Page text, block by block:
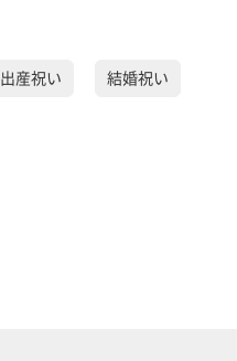
出産祝い 結婚祝い